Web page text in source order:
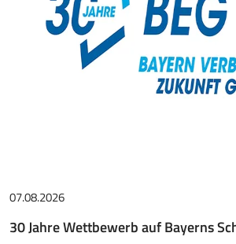
07.08.2026
30 Jahre Wettbewerb auf Bayerns